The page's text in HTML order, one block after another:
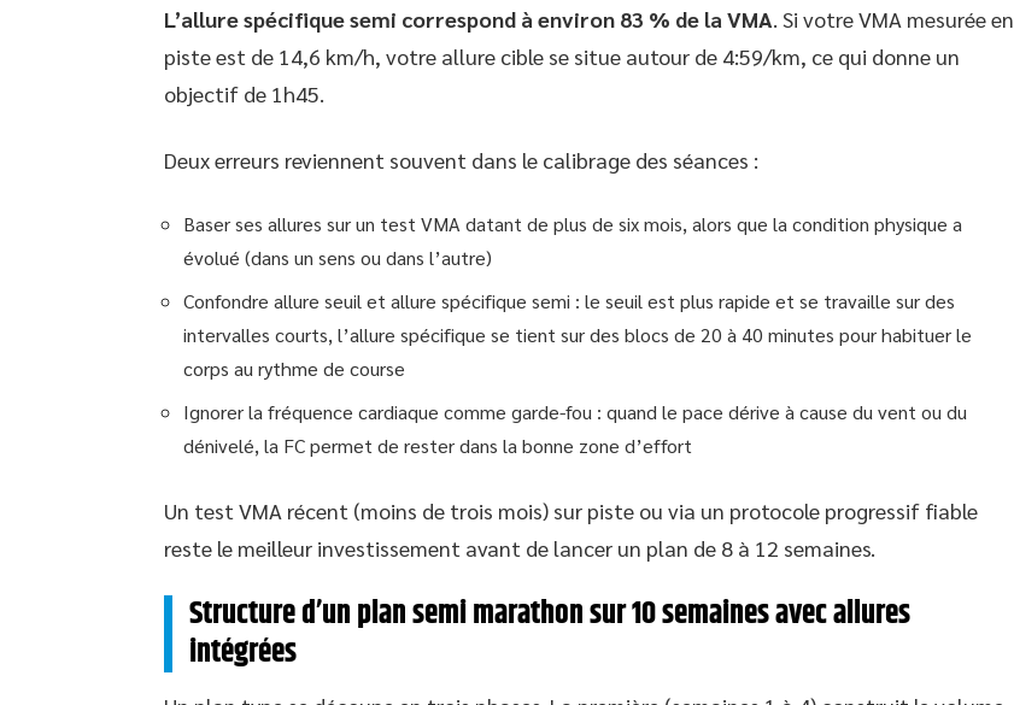
L’allure spécifique semi correspond à environ 83 % de la VMA. Si votre VMA mesurée en
piste est de 14,6 km/h, votre allure cible se situe autour de 4:59/km, ce qui donne un
objectif de 1h45.
Deux erreurs reviennent souvent dans le calibrage des séances :
Baser ses allures sur un test VMA datant de plus de six mois, alors que la condition physique a
évolué (dans un sens ou dans l’autre)
Confondre allure seuil et allure spécifique semi : le seuil est plus rapide et se travaille sur des
intervalles courts, l’allure spécifique se tient sur des blocs de 20 à 40 minutes pour habituer le
corps au rythme de course
Ignorer la fréquence cardiaque comme garde-fou : quand le pace dérive à cause du vent ou du
dénivelé, la FC permet de rester dans la bonne zone d’effort
Un test VMA récent (moins de trois mois) sur piste ou via un protocole progressif fiable
reste le meilleur investissement avant de lancer un plan de 8 à 12 semaines.
Structure d’un plan semi marathon sur 10 semaines avec allures
intégrées